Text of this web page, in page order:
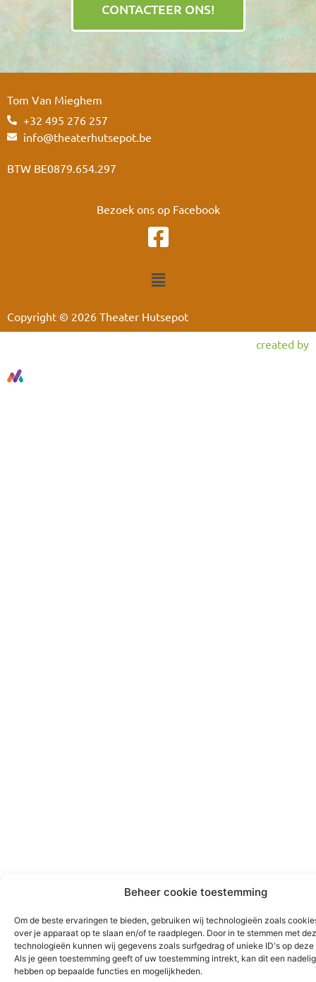
Beheer cookie toestemming
Om de beste ervaringen te bieden, gebruiken wij technologieën zoals
over je apparaat op te slaan en/of te raadplegen. Door in te stemmen met
technologieën kunnen wij gegevens zoals surfgedrag of unieke ID's op
Als je geen toestemming geeft of uw toestemming intrekt, kan dit een
hebben op bepaalde functies en mogelijkheden.
CONTACTEER ONS!
Tom Van Mieghem
+32 495 276 257
info@theaterhutsepot.be
BTW BE0879.654.297
Bezoek ons op Facebook
Copyright © 2026 Theater Hutsepot
created by